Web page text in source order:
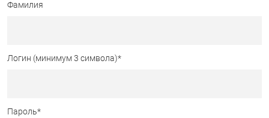
Фамилия
Логин (минимум 3 символа)*
Пароль*